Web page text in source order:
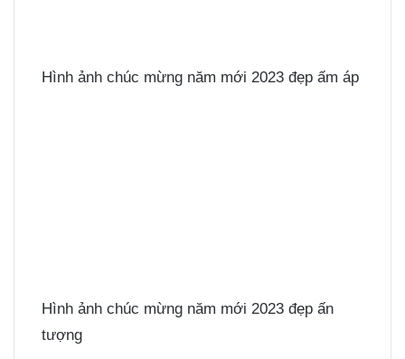
Hình ảnh chúc mừng năm mới 2023 đẹp ấm áp
Hình ảnh chúc mừng năm mới 2023 đẹp ấn
tượng